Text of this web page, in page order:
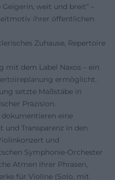
weit und breit“ –
ihrer öffentlichen
Zuhause, Repertoire
mit dem Label Naxos – ein
ermöglicht.
setzte Maßstäbe in
Präzision.
eine
Transparenz in den
und
Symphonie-Orchester
Atmen ihrer Phrasen,
für Violine (Solo, mit